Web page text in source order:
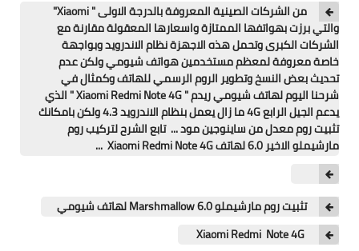
جوجل
فيسبوك
بلوجر
مقالات
تطبيقات
من الشركات الصينية المعروفة بالدرجة الاولى " Xiaomi"
والتي برزت بهواتفها الممتازة واسعارها المعقولة مقارنة مع
الشركات الكبرى وتحمل هذه الاجهزة نظام الاندرويد وبواجهة
خاصة معروفة لمعظم مستخدمين هواتف شيومي ولكن عدم
تحديث بعض النسخ وتطوير الروم الرسمي للهاتف وكمثال في
شرحنا اليوم لهاتف شيومي ريدم " Xiaomi Redmi Note 4G " الذي
يدعم الجيل الرابع 4G ما زال يعمل بنظام الاندرويد 4.3 ولكن بامكانك
تثبيت روم معدل من ساينوجين مود ... تابع الشرح لتركيب روم
مارشيملو الاخير 6.0 لهاتف Xiaomi Redmi Note 4G ...
تثبيت روم مارشيملو Marshmallow 6.0 لهاتف شيومي